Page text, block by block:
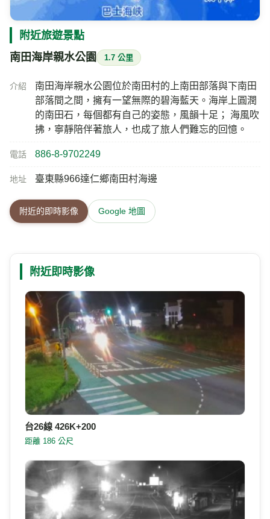
附近旅遊景點
南田海岸親水公園 1.7 公里
介紹
南田海岸親水公園位於南田村的上南田部落與下南田
部落間之間，擁有一望無際的碧海藍天。海岸上圓潤
的南田石，每個都有自己的姿態，風韻十足； 海風吹
拂，寧靜陪伴著旅人，也成了旅人們難忘的回憶。
電話 886-8-9702249
地址 臺東縣966達仁鄉南田村海邊
附近的即時影像 Google 地圖
附近即時影像
台26線 426K+200
距離 186 公尺